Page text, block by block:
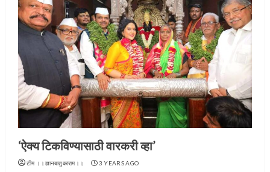
‘ऐक्य टिकविण्यासाठी वारकरी व्हा’
टीम ।।ज्ञानबातुकाराम।। 3 YEARS AGO